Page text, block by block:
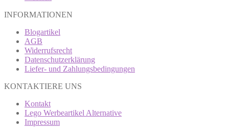
INFORMATIONEN
Blogartikel
AGB
Widerrufsrecht
Datenschutzerklärung
Liefer- und Zahlungsbedingungen
KONTAKTIERE UNS
Kontakt
Lego Werbeartikel Alternative
Impressum